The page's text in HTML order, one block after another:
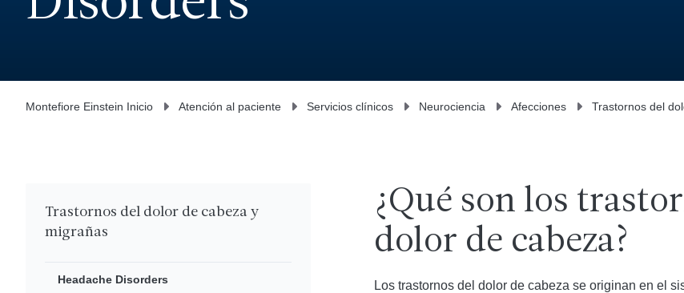
Montefiore Einstein Inicio Atención al paciente Servicios clínicos Neurociencia Afecciones Trastornos del
Trastornos del dolor de cabeza y
migrañas
Headache Disorders
¿Qué son los
dolor de cabeza?
Los trastornos del dolor de cabeza se originan en el